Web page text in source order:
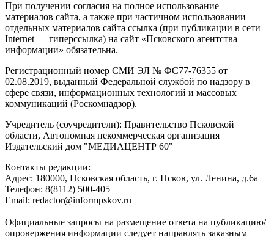
При получении согласия на полное использование
материалов сайта, а также при частичном использовании
отдельных материалов сайта ссылка (при публикации в сети
Internet — гиперссылка) на сайт «Псковского агентства
информации» обязательна.
Регистрационный номер СМИ ЭЛ № ФС77-76355 от
02.08.2019, выданный Федеральной службой по надзору в
сфере связи, информационных технологий и массовых
коммуникаций (Роскомнадзор).
Учредитель (соучредители): Правительство Псковской
области, Автономная некоммерческая организация
Издательский дом "МЕДИАЦЕНТР 60"
Контакты редакции:
Адреc: 180000, Псковская область, г. Псков, ул. Ленина, д.6а
Телефон: 8(8112) 500-405
Email: redactor@informpskov.ru
Официальные запросы на размещение ответа на публикацию/
опровержения информации следует направлять заказным